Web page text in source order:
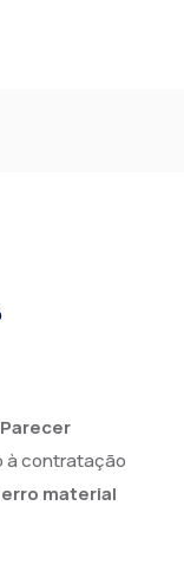
Parecer
à contratação
material